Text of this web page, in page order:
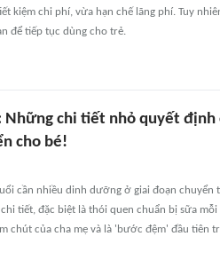
kiệm chi phí, vừa hạn chế lãng phí. Tuy
để tiếp tục dùng cho trẻ.
Những chi tiết nhỏ quyết
cho bé!
cần nhiều dinh dưỡng ở giai đoạn chuyển
tiết, đặc biệt là thói quen chuẩn bị sữa
chút của cha mẹ và là 'bước đệm' đầu tiên